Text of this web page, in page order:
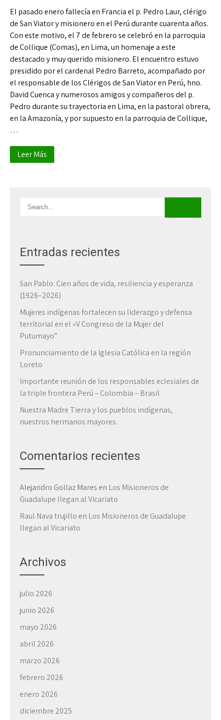
El pasado enero fallecía en Francia el p. Pedro Laur, clérigo
de San Viator y misionero en el Perú durante cuarenta años.
Con este motivo, el 7 de febrero se celebró en la parroquia
de Collique (Comas), en Lima, un homenaje a este
destacado y muy querido misionero. El encuentro estuvo
presidido por el cardenal Pedro Barreto, acompañado por
el responsable de los Clérigos de San Viator en Perú, hno.
David Cuenca y numerosos amigos y compañeros del p.
Pedro durante su trayectoria en Lima, en la pastoral obrera,
en la Amazonía, y por supuesto en la parroquia de Collique,
…
Leer Más
Entradas recientes
San Pablo: Cien años de vida, resiliencia y esperanza
(1926–2026)
Mujeres indígenas fortalecen su liderazgo y defensa
territorial en el «V Congreso de la Mujer del
Putumayo”
Pronunciamiento de la Iglesia Católica en la región
Loreto
Importante reunión de los responsables eclesiales de
la triple frontera Perú – Colombia – Brasil
Nuestra Madre Tierra y los pueblos indígenas,
nuestros hermanos mayores.
Comentarios recientes
Alejandro Gollaz Mares en Los Misioneros de
Guadalupe llegan al Vicariato
Raul Nava trujillo en Los Misioneros de Guadalupe
llegan al Vicariato
Archivos
julio 2026
junio 2026
mayo 2026
abril 2026
marzo 2026
febrero 2026
enero 2026
diciembre 2025